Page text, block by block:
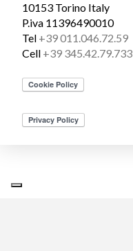
10153 Torino Italy
P.iva 11396490010
Tel +39 011.046.72.59
Cell +39 345.42.79.733